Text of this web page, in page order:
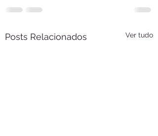
Posts Relacionados Ver tudo